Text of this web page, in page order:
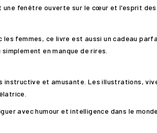
fenêtre ouverte sur le cœur et l'esprit des
femmes, ce livre est aussi un cadeau
en manque de rires.
et amusante. Les illustrations,
avec humour et intelligence dans le